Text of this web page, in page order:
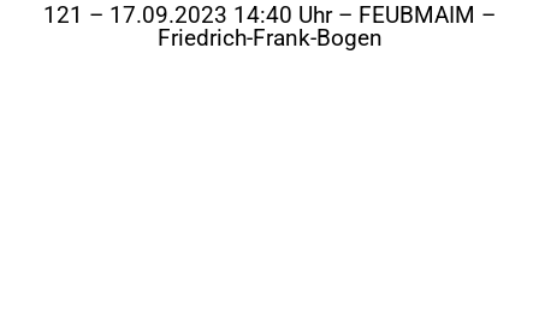
121 – 17.09.2023 14:40 Uhr – FEUBMAIM –
Friedrich-Frank-Bogen